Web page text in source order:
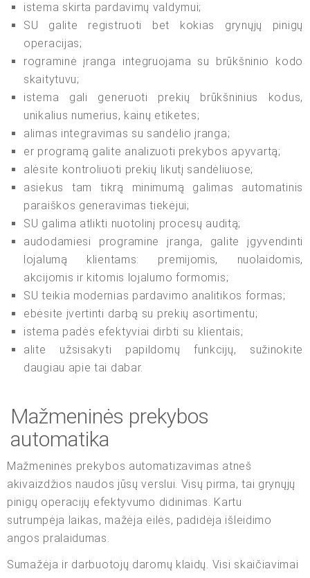
istema skirta pardavimų valdymui;
SU galite registruoti bet kokias grynųjų pinigų
operacijas;
rograminė įranga integruojama su brūkšninio kodo
skaitytuvu;
istema gali generuoti prekių brūkšninius kodus,
unikalius numerius, kainų etiketes;
alimas integravimas su sandėlio įranga;
er programą galite analizuoti prekybos apyvartą;
alėsite kontroliuoti prekių likutį sandėliuose;
asiekus tam tikrą minimumą galimas automatinis
paraiškos generavimas tiekėjui;
SU galima atlikti nuotolinį procesų auditą;
audodamiesi programine įranga, galite įgyvendinti
lojalumą klientams: premijomis, nuolaidomis,
akcijomis ir kitomis lojalumo formomis;
SU teikia modernias pardavimo analitikos formas;
ebėsite įvertinti darbą su prekių asortimentu;
istema padės efektyviai dirbti su klientais;
alite užsisakyti papildomų funkcijų, sužinokite
daugiau apie tai dabar.
Mažmeninės prekybos
automatika
Mažmeninės prekybos automatizavimas atneš
akivaizdžios naudos jūsų verslui. Visų pirma, tai grynųjų
pinigų operacijų efektyvumo didinimas. Kartu
sutrumpėja laikas, mažėja eilės, padidėja išleidimo
angos pralaidumas.
Sumažėja ir darbuotojų daromų klaidų. Visi skaičiavimai